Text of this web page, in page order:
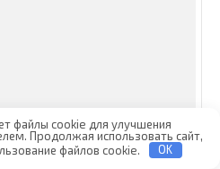
файлы cookie для улучшения
Продолжая использовать сайт,
файлов cookie.
OK